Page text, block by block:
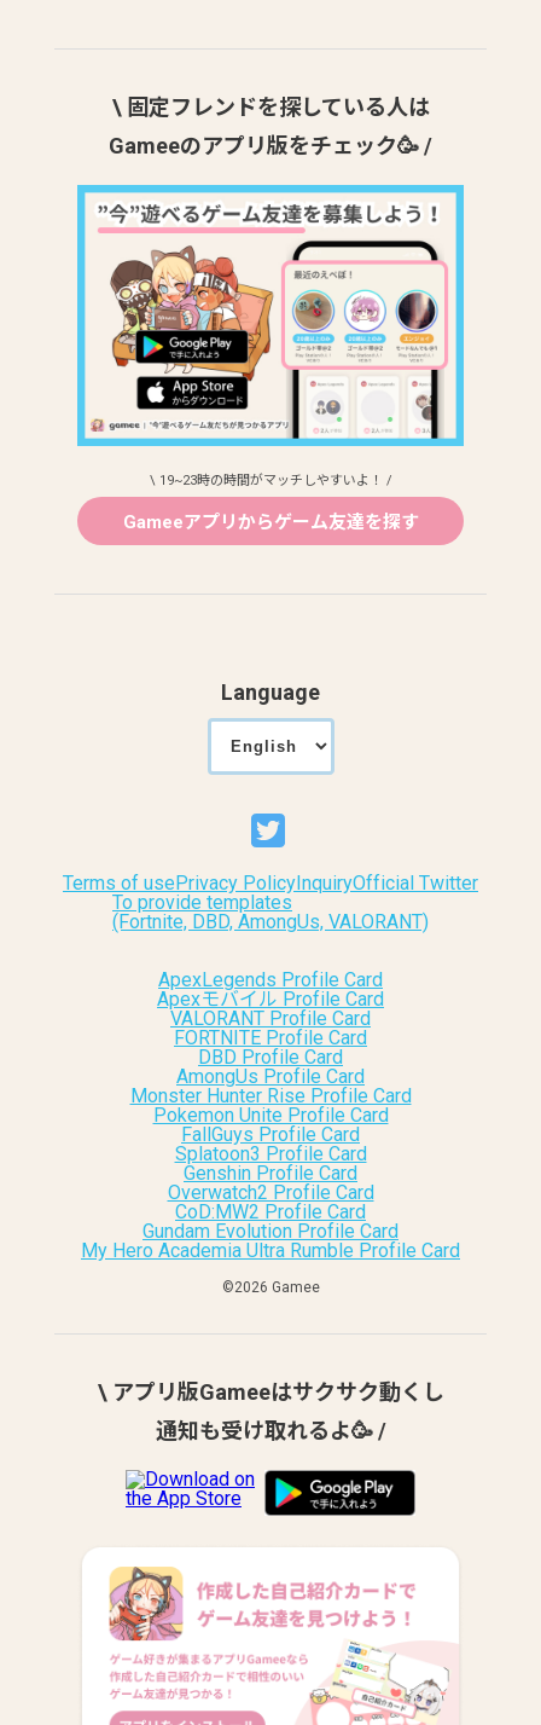
\ 固定フレンドを探している人は
Gameeのアプリ版をチェック🥳 /
\ 19~23時の時間がマッチしやすいよ！ /
Gameeアプリからゲーム友達を探す
Language
Terms of usePrivacy Policy InquiryOfficial Twitter
To provide templates
(Fortnite, DBD, AmongUs, VALORANT)
ApexLegends Profile Card
Apexモバイル Profile Card
VALORANT Profile Card
FORTNITE Profile Card
DBD Profile Card
AmongUs Profile Card
Monster Hunter Rise Profile Card
Pokemon Unite Profile Card
FallGuys Profile Card
Splatoon3 Profile Card
Genshin Profile Card
Overwatch2 Profile Card
CoD:MW2 Profile Card
Gundam Evolution Profile Card
My Hero Academia Ultra Rumble Profile Card
©︎2026 Gamee
\ アプリ版Gameeはサクサク動くし
通知も受け取れるよ🥳 /